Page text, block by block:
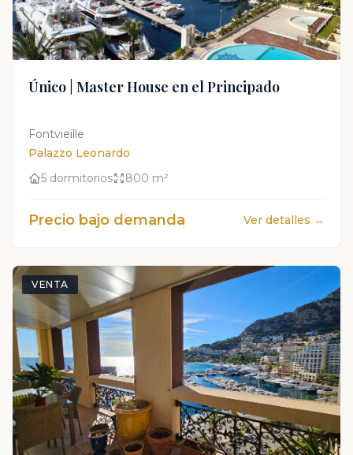
Acceso exclusivo bajo demanda
Único | Master House en el Principado
Fontvieille
Palazzo Leonardo
5 dormitorios
800 m²
Precio bajo demanda Ver detalles →
VENTA